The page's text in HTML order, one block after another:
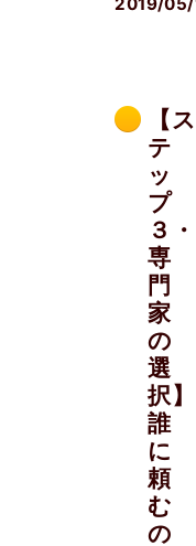
【ス
テ
ッ
プ
３・
専
門
家
の
選
択】
誰
に
頼
む
の